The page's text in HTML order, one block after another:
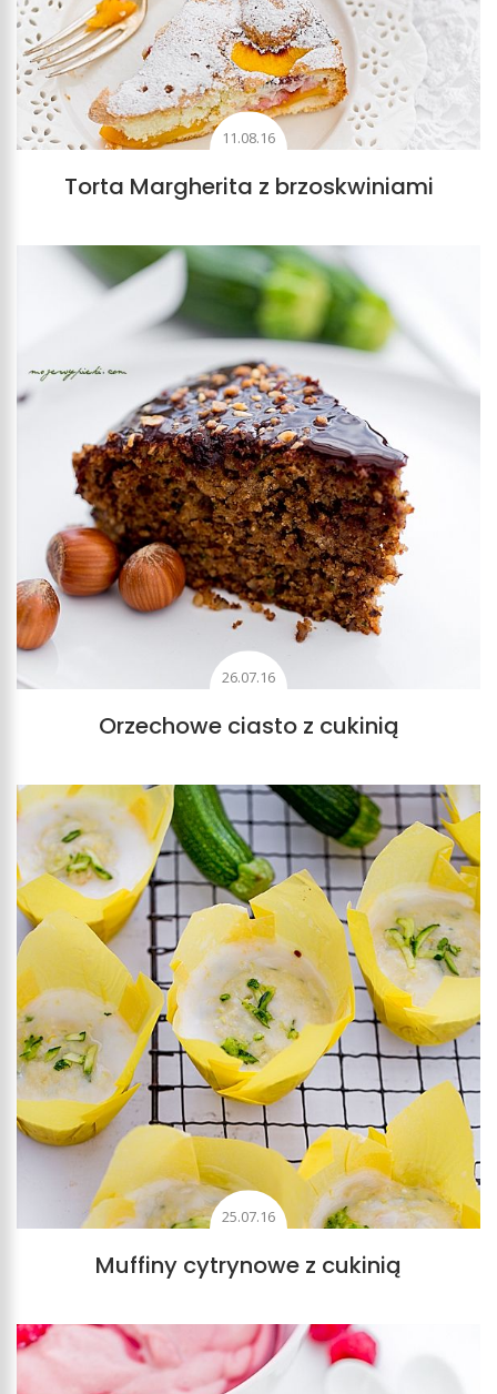
11.08.16
Torta Margherita z brzoskwiniami
26.07.16
Orzechowe ciasto z cukinią
25.07.16
Muffiny cytrynowe z cukinią